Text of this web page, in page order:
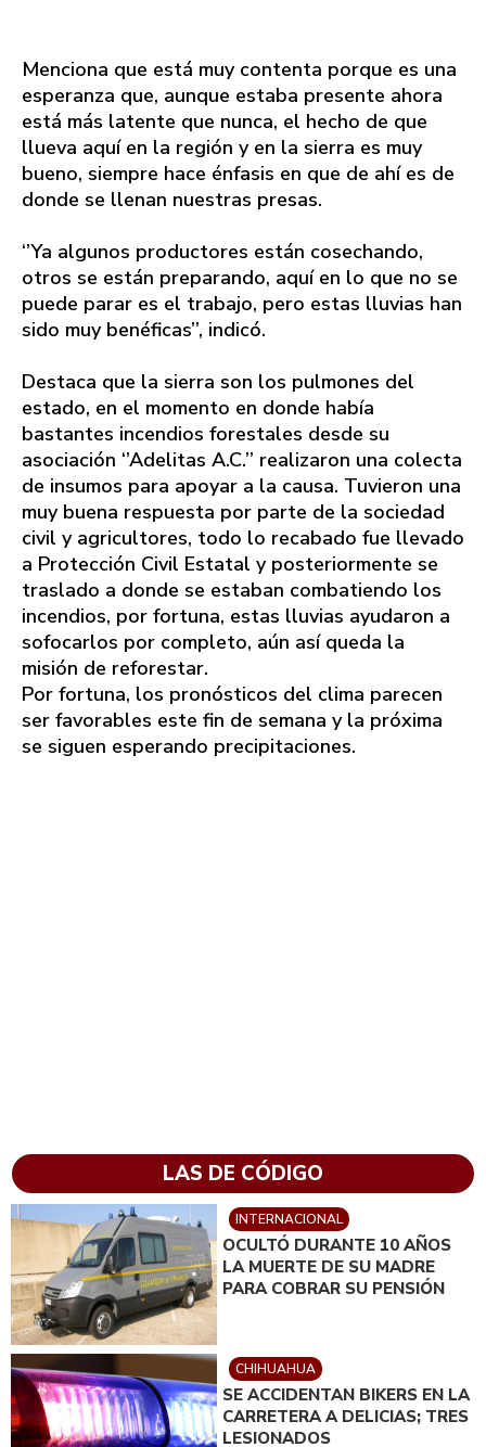
Menciona que está muy contenta porque es una
esperanza que, aunque estaba presente ahora
está más latente que nunca, el hecho de que
llueva aquí en la región y en la sierra es muy
bueno, siempre hace énfasis en que de ahí es de
donde se llenan nuestras presas.
‘’Ya algunos productores están cosechando,
otros se están preparando, aquí en lo que no se
puede parar es el trabajo, pero estas lluvias han
sido muy benéficas’’, indicó.
Destaca que la sierra son los pulmones del
estado, en el momento en donde había
bastantes incendios forestales desde su
asociación ‘’Adelitas A.C.’’ realizaron una colecta
de insumos para apoyar a la causa. Tuvieron una
muy buena respuesta por parte de la sociedad
civil y agricultores, todo lo recabado fue llevado
a Protección Civil Estatal y posteriormente se
traslado a donde se estaban combatiendo los
incendios, por fortuna, estas lluvias ayudaron a
sofocarlos por completo, aún así queda la
misión de reforestar.
Por fortuna, los pronósticos del clima parecen
ser favorables este fin de semana y la próxima
se siguen esperando precipitaciones.
LAS DE CÓDIGO
INTERNACIONAL
OCULTÓ DURANTE 10 AÑOS
LA MUERTE DE SU MADRE
PARA COBRAR SU PENSIÓN
CHIHUAHUA
SE ACCIDENTAN BIKERS EN LA
CARRETERA A DELICIAS; TRES
LESIONADOS